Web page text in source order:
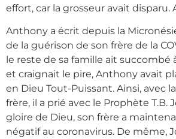
effort, car la grosseur avait disparu.
Anthony a écrit depuis la
de la guérison de son frère de la
le reste de sa famille ait succombé
et craignait le pire, Anthony avait
en Dieu Tout-Puissant. Ainsi, avec
frère, il a prié avec le Prophète T.B.
gloire de Dieu, son frère a
négatif au coronavirus. De même,